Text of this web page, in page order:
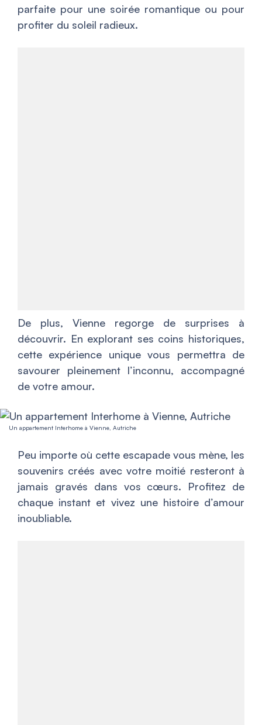
parfaite pour une soirée romantique ou pour
profiter du soleil radieux.
De plus, Vienne regorge de surprises à
découvrir. En explorant ses coins historiques,
cette expérience unique vous permettra de
savourer pleinement l’inconnu, accompagné
de votre amour.
Un appartement Interhome à Vienne, Autriche
Peu importe où cette escapade vous mène, les
souvenirs créés avec votre moitié resteront à
jamais gravés dans vos cœurs. Profitez de
chaque instant et vivez une histoire d’amour
inoubliable.